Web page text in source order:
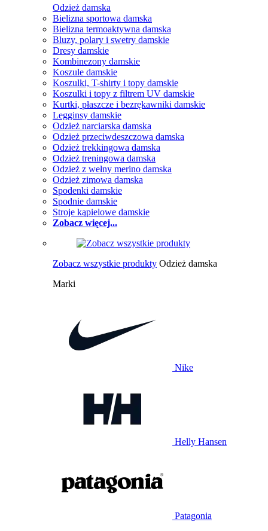
Odzież damska
Bielizna sportowa damska
Bielizna termoaktywna damska
Bluzy, polary i swetry damskie
Dresy damskie
Kombinezony damskie
Koszule damskie
Koszulki, T-shirty i topy damskie
Koszulki i topy z filtrem UV damskie
Kurtki, płaszcze i bezrękawniki damskie
Legginsy damskie
Odzież narciarska damska
Odzież przeciwdeszczowa damska
Odzież trekkingowa damska
Odzież treningowa damska
Odzież z wełny merino damska
Odzież zimowa damska
Spodenki damskie
Spodnie damskie
Stroje kąpielowe damskie
Zobacz więcej...
Zobacz wszystkie produkty Odzież damska
Marki
Nike
Helly Hansen
Patagonia